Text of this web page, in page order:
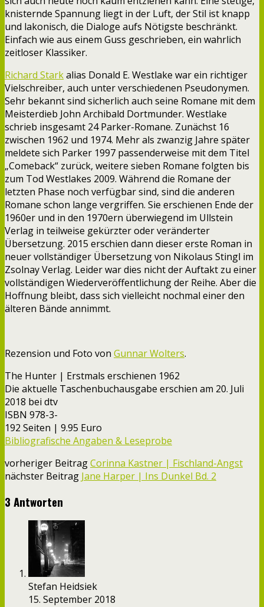
knisternde Spannung liegt in der Luft, der Stil ist knapp
und lakonisch, die Dialoge aufs Nötigste beschränkt.
Einfach wie aus einem Guss geschrieben, ein wahrlich
zeitloser Klassiker.
Richard Starkalias Donald E. Westlake war ein richtiger
Vielschreiber, auch unter verschiedenen Pseudonymen.
Sehr bekannt sind sicherlich auch seine Romane mit dem
Meisterdieb John Archibald Dortmunder. Westlake
schrieb insgesamt 24 Parker-Romane. Zunächst 16
zwischen 1962 und 1974. Mehr als zwanzig Jahre später
meldete sich Parker 1997 passenderweise mit dem Titel
„Comeback“ zurück, weitere sieben Romane folgten bis
zum Tod Westlakes 2009. Während die Romane der
letzten Phase noch verfügbar sind, sind die anderen
Romane schon lange vergriffen. Sie erschienen Ende der
1960er und in den 1970ern überwiegend im Ullstein
Verlag in teilweise gekürzter oder veränderter
Übersetzung. 2015 erschien dann dieser erste Roman in
neuer vollständiger Übersetzung von Nikolaus Stingl im
Zsolnay Verlag. Leider war dies nicht der Auftakt zu einer
vollständigen Wiederveröffentlichung der Reihe. Aber die
Hoffnung bleibt, dass sich vielleicht nochmal einer den
älteren Bände annimmt.
Rezension und Foto von Gunnar Wolters.
The Hunter | Erstmals erschienen 1962
Die aktuelle Taschenbuchausgabe erschien am 20. Juli
2018 bei dtv
ISBN 978-3-
192 Seiten | 9.95 Euro
Bibliografische Angaben & Leseprobe
vorheriger BeitragCorinna Kastner | Fischland-Angst
nächster Beitrag Jane Harper | Ins Dunkel Bd. 2
3 Antworten
Stefan Heidsiek
15. September 2018